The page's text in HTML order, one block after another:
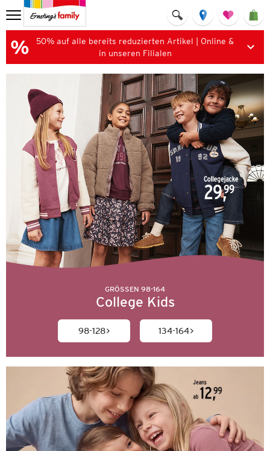
50% auf alle bereits reduzierten Artikel | Online &
in unseren Filialen
GRÖSSEN 98-164
College Kids
98-128 134-164